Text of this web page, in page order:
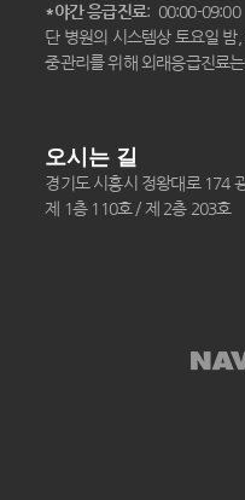
*야간 응급진료: 00:00-09:00
단 병원의 시스템상 토요일 밤
중관리를 위해 외래응급진료
오시는 길
경기도 시흥시 정왕대로 174
제 1층 110호 / 제 2층 203호